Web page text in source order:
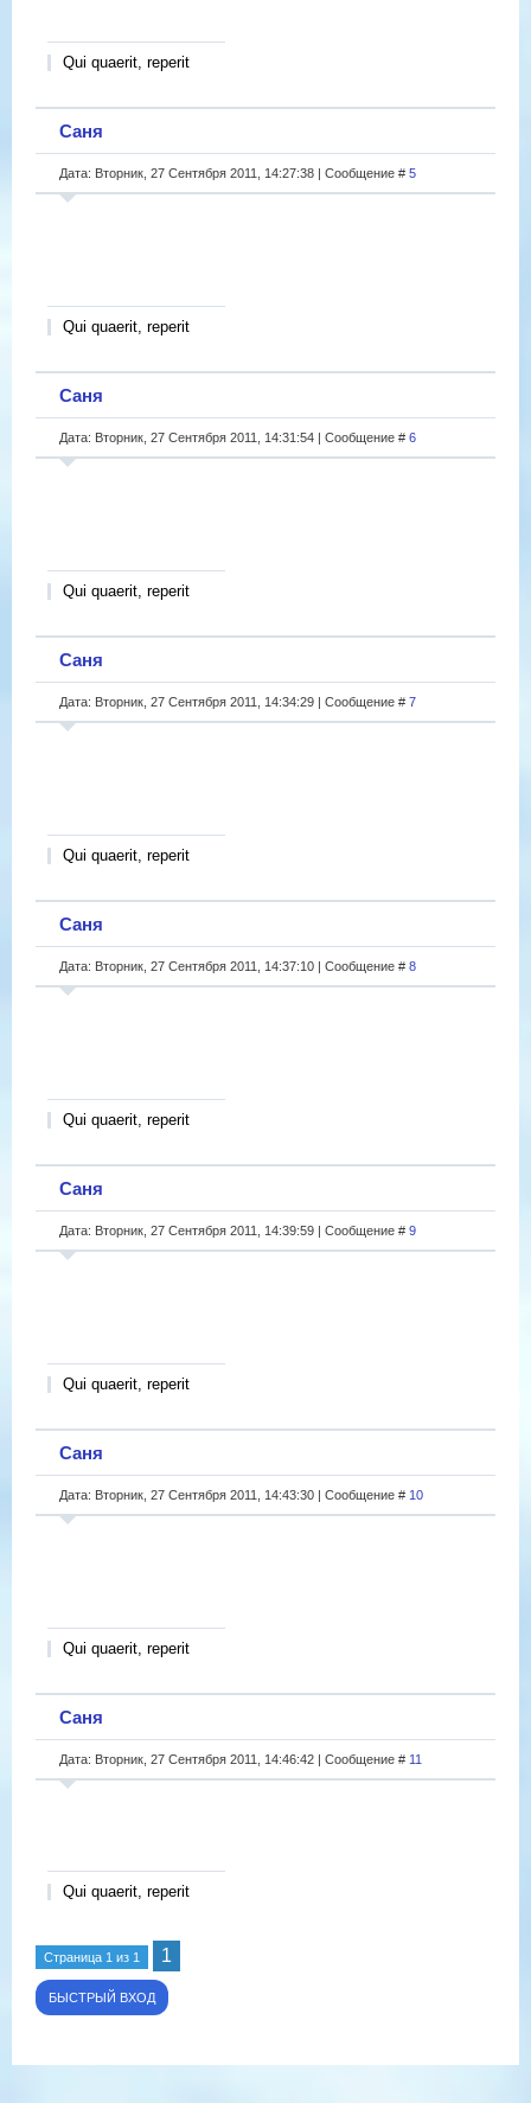
Qui quaerit, reperit
Саня
Дата: Вторник, 27 Сентября 2011, 14:27:38 | Сообщение # 5
Qui quaerit, reperit
Саня
Дата: Вторник, 27 Сентября 2011, 14:31:54 | Сообщение # 6
Qui quaerit, reperit
Саня
Дата: Вторник, 27 Сентября 2011, 14:34:29 | Сообщение # 7
Qui quaerit, reperit
Саня
Дата: Вторник, 27 Сентября 2011, 14:37:10 | Сообщение # 8
Qui quaerit, reperit
Саня
Дата: Вторник, 27 Сентября 2011, 14:39:59 | Сообщение # 9
Qui quaerit, reperit
Саня
Дата: Вторник, 27 Сентября 2011, 14:43:30 | Сообщение # 10
Qui quaerit, reperit
Саня
Дата: Вторник, 27 Сентября 2011, 14:46:42 | Сообщение # 11
Qui quaerit, reperit
Страница 1 из 1 1